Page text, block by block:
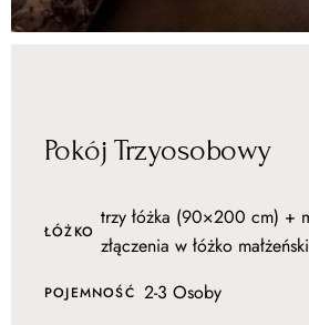
Pokój Trzyosobowy
ŁÓŻKO
trzy łóżka (90×200 cm) +
złączenia w łóżko
POJEMNOŚĆ 2-3 Osoby